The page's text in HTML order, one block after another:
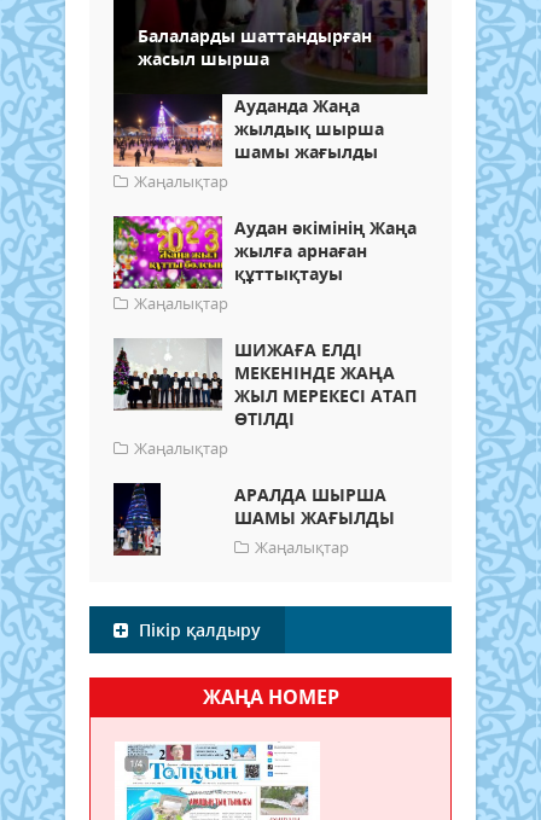
Балаларды шаттандырған
жасыл шырша
Ауданда Жаңа
жылдық шырша
шамы жағылды
Жаңалықтар
Аудан әкімінің Жаңа
жылға арнаған
құттықтауы
Жаңалықтар
ШИЖАҒА ЕЛДІ
МЕКЕНІНДЕ ЖАҢА
ЖЫЛ МЕРЕКЕСІ АТАП
ӨТІЛДІ
Жаңалықтар
АРАЛДА ШЫРША
ШАМЫ ЖАҒЫЛДЫ
Жаңалықтар
Пікір қалдыру
ЖАҢА НОМЕР